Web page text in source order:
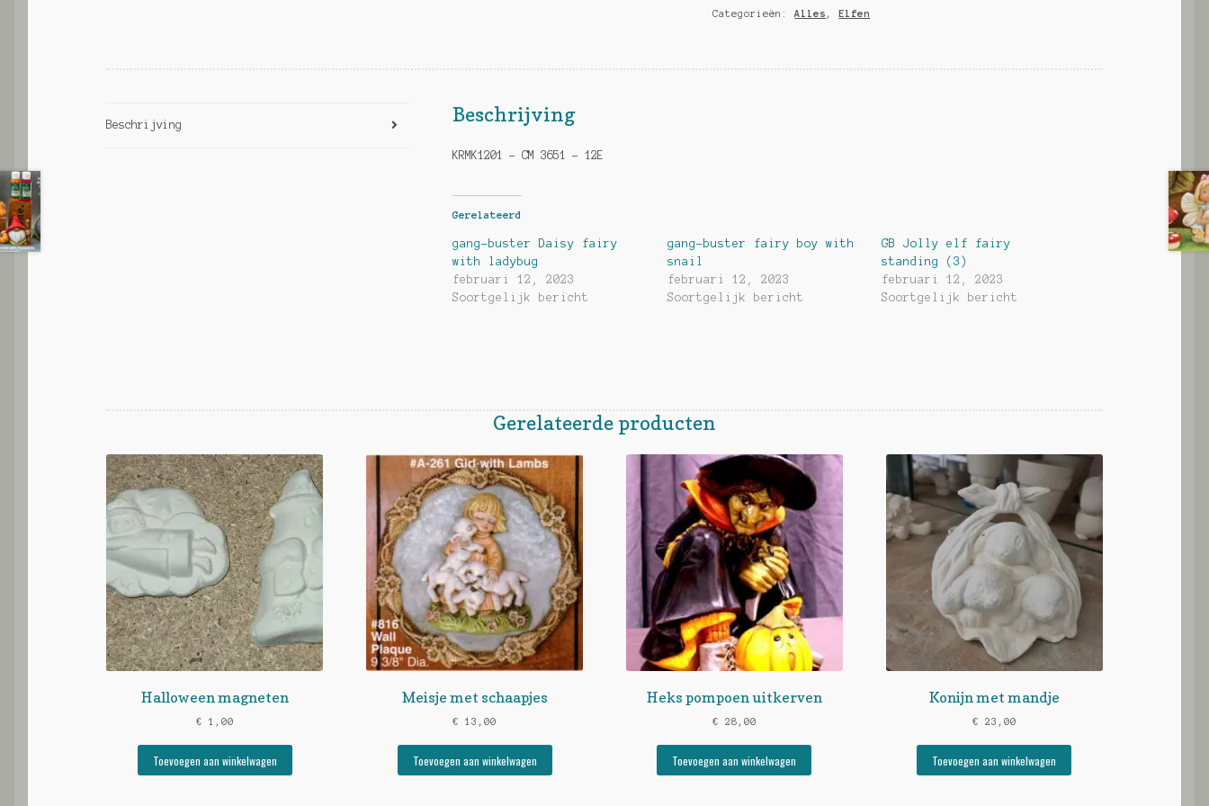
hoeveelheid
Categorieën:Alles ,Elfen
Beschrijving Beschrijving
KRMK1201 – CM 3651 – 12E
Gerelateerd
gang-buster Daisy fairy
with ladybug
februari 12, 2023
Soortgelijk bericht
gang-buster fairy boy with
snail
februari 12, 2023
Soortgelijk bericht
GB Jolly elf fairy
standing (3)
februari 12, 2023
Soortgelijk bericht
Gerelateerde producten
Halloween magneten
€ 1,00
Toevoegen aan winkelwagen
Meisje met schaapjes
€ 13,00
Toevoegen aan winkelwagen
Heks pompoen uitkerven
€ 28,00
Toevoegen aan winkelwagen
Konijn met mandje
€ 23,00
Toevoegen aan winkelwagen